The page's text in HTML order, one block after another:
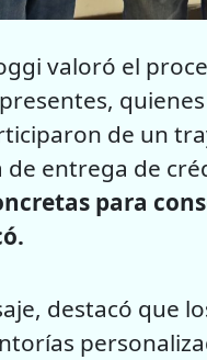
valoró el
de un
entrega de
para
destacó que